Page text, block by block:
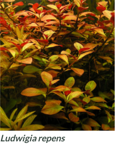
Ludwigia repens